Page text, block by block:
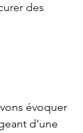
des
évoquer
d’une